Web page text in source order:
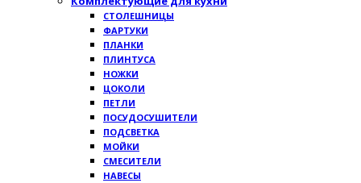
СТОЛЕШНИЦЫ
ФАРТУКИ
ПЛАНКИ
ПЛИНТУСА
НОЖКИ
ЦОКОЛИ
ПЕТЛИ
ПОСУДОСУШИТЕЛИ
ПОДСВЕТКА
МОЙКИ
СМЕСИТЕЛИ
НАВЕСЫ